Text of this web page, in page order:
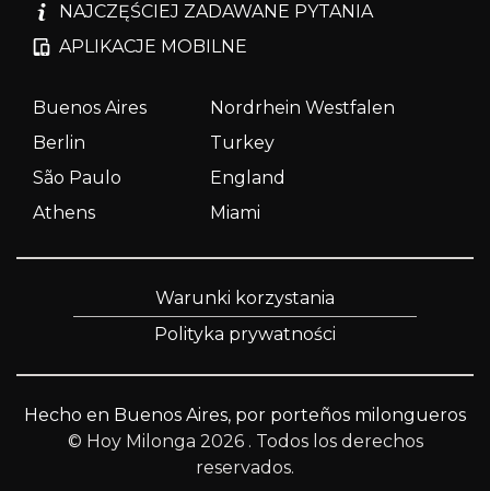
NAJCZĘŚCIEJ ZADAWANE PYTANIA
APLIKACJE MOBILNE
Buenos Aires
Nordrhein Westfalen
Berlin
Turkey
São Paulo
England
Athens
Miami
Warunki korzystania
Polityka prywatności
Hecho en Buenos Aires, por porteños milongueros
© Hoy Milonga 2026 . Todos los derechos
reservados.